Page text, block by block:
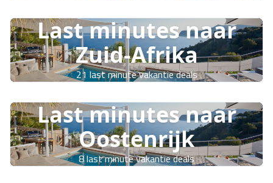
Last minutes naar
Zuid-Afrika
21 last minute vakantie deals
Last minutes naar
Oostenrijk
8 last minute vakantie deals